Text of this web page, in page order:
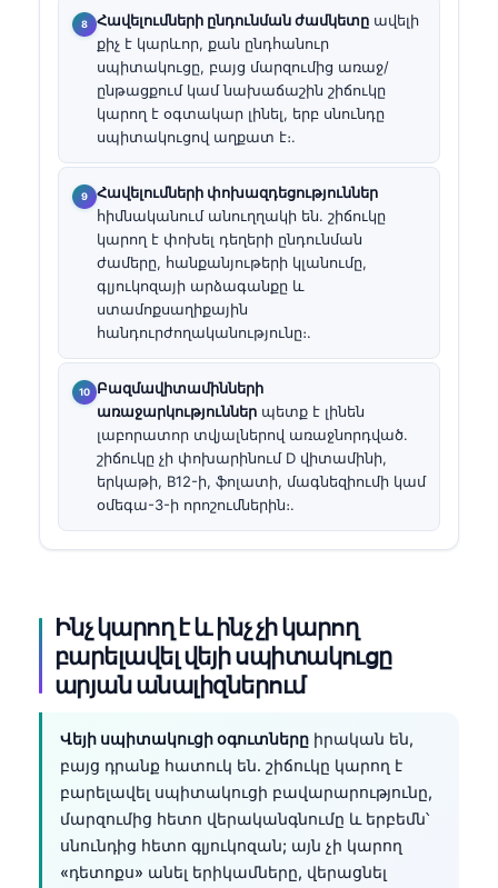
Հավելումների ընդունման ժամկետը ավելի
քիչ է կարևոր, քան ընդհանուր
սպիտակուցը, բայց մարզումից առաջ/
ընթացքում կամ նախաճաշին շիճուկը
կարող է օգտակար լինել, երբ սնունդը
սպիտակուցով աղքատ է։.
Հավելումների փոխազդեցություններ
հիմնականում անուղղակի են. շիճուկը
կարող է փոխել դեղերի ընդունման
ժամերը, հանքանյութերի կլանումը,
գլյուկոզայի արձագանքը և
ստամոքսաղիքային
հանդուրժողականությունը։.
Բազմավիտամինների
առաջարկություններ պետք է լինեն
լաբորատոր տվյալներով առաջնորդված.
շիճուկը չի փոխարինում D վիտամինի,
երկաթի, B12-ի, ֆոլատի, մագնեզիումի կամ
օմեգա-3-ի որոշումներին։.
Ինչ կարող է և ինչ չի կարող
բարելավել վեյի սպիտակուցը
արյան անալիզներում
Վեյի սպիտակուցի օգուտները իրական են,
բայց դրանք հատուկ են. շիճուկը կարող է
բարելավել սպիտակուցի բավարարությունը,
մարզումից հետո վերականգնումը և երբեմն՝
սնունդից հետո գլյուկոզան; այն չի կարող
«դետոքս» անել երիկամները, վերացնել